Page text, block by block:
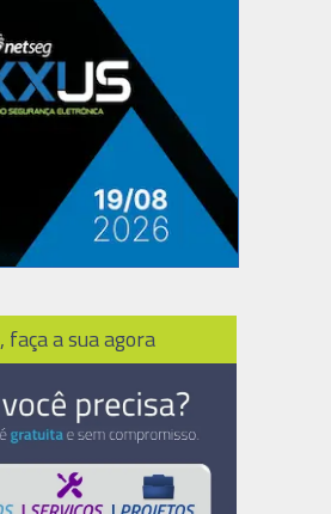
, faça a sua agora